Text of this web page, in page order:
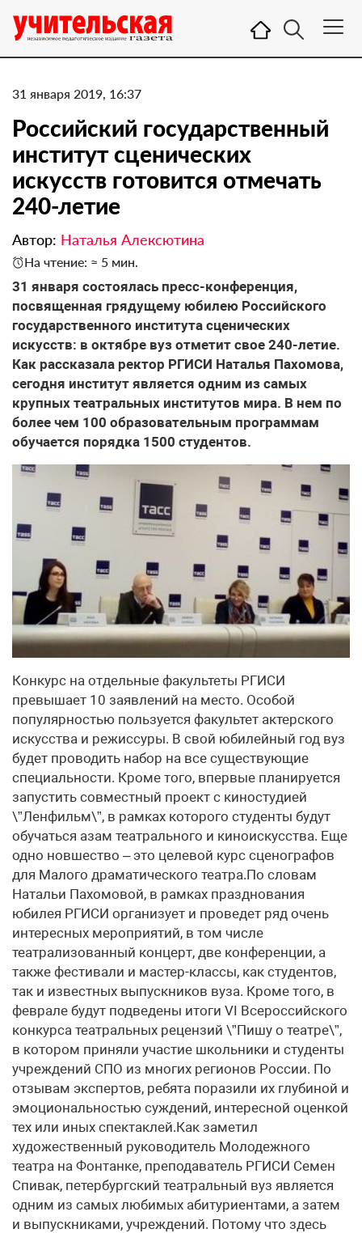
31 января 2019, 16:37
Российский государственный
институт сценических
искусств готовится отмечать
240-летие
Автор: Наталья Алексютина
На чтение: ≈ 5 мин.
31 января состоялась пресс-конференция,
посвященная грядущему юбилею Российского
государственного института сценических
искусств: в октябре вуз отметит свое 240-летие.
Как рассказала ректор РГИСИ Наталья Пахомова,
сегодня институт является одним из самых
крупных театральных институтов мира. В нем по
более чем 100 образовательным программам
обучается порядка 1500 студентов.
Конкурс на отдельные факультеты РГИСИ
превышает 10 заявлений на место. Особой
популярностью пользуется факультет актерского
искусства и режиссуры. В свой юбилейный год вуз
будет проводить набор на все существующие
специальности. Кроме того, впервые планируется
запустить совместный проект с киностудией
\”Ленфильм\”, в рамках которого студенты будут
обучаться азам театрального и киноискусства. Еще
одно новшество – это целевой курс сценографов
для Малого драматического театра.По словам
Натальи Пахомовой, в рамках празднования
юбилея РГИСИ организует и проведет ряд очень
интересных мероприятий, в том числе
театрализованный концерт, две конференции, а
также фестивали и мастер-классы, как студентов,
так и известных выпускников вуза. Кроме того, в
феврале будут подведены итоги VI Всероссийского
конкурса театральных рецензий \”Пишу о театре\”,
в котором приняли участие школьники и студенты
учреждений СПО из многих регионов России. По
отзывам экспертов, ребята поразили их глубиной и
эмоциональностью суждений, интересной оценкой
тех или иных спектаклей.Как заметил
художественный руководитель Молодежного
театра на Фонтанке, преподаватель РГИСИ Семен
Спивак, петербургский театральный вуз является
одним из самых любимых абитуриентами, а затем
и выпускниками, учреждений. Потому что здесь